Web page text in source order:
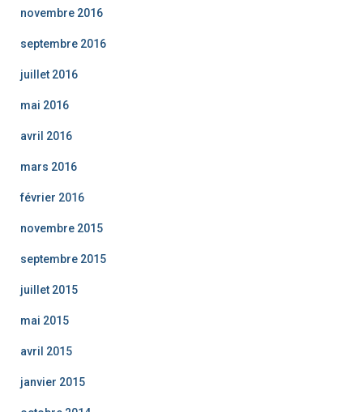
novembre 2016
septembre 2016
juillet 2016
mai 2016
avril 2016
mars 2016
février 2016
novembre 2015
septembre 2015
juillet 2015
mai 2015
avril 2015
janvier 2015